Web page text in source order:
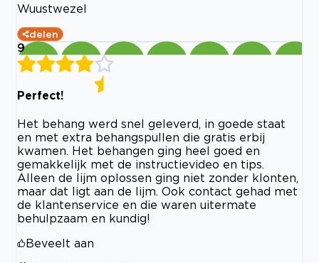
Wuustwezel
delen
9
Perfect!
Het behang werd snel geleverd, in goede staat
en met extra behangspullen die gratis erbij
kwamen. Het behangen ging heel goed en
gemakkelijk met de instructievideo en tips.
Alleen de lijm oplossen ging niet zonder klonten,
maar dat ligt aan de lijm. Ook contact gehad met
de klantenservice en die waren uitermate
behulpzaam en kundig!
Beveelt aan